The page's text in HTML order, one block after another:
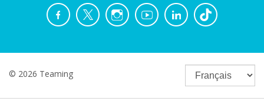
© 2026 Teaming